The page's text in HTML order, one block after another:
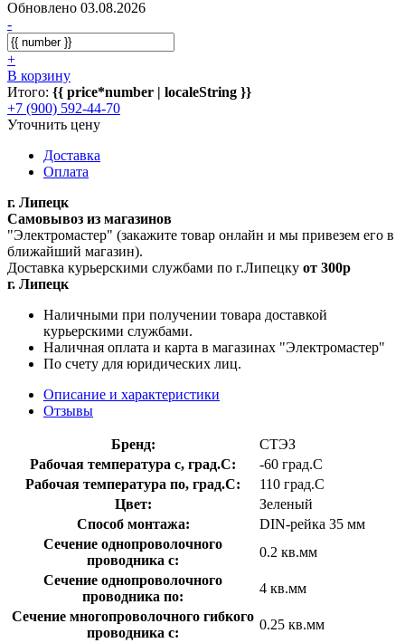
Обновлено 03.08.2026
-
+
В корзину
Итого: {{ price*number | localeString }}
+7 (900) 592-44-70
Уточнить цену
Доставка
Оплата
г. Липецк
Самовывоз из магазинов
"Электромастер" (закажите товар онлайн и мы привезем его в
ближайший магазин).
Доставка курьерскими службами по г.Липецку от 300р
г. Липецк
Наличными при получении товара доставкой
курьерскими службами.
Наличная оплата и карта в магазинах "Электромастер"
По счету для юридических лиц.
Описание и характеристики
Отзывы
Бренд:
СТЭЗ
Рабочая температура с, град.C:
-60 град.C
Рабочая температура по, град.C:
110 град.C
Цвет:
Зеленый
Способ монтажа:
DIN-рейка 35 мм
Сечение однопроволочного
проводника с:
0.2 кв.мм
Сечение однопроволочного
проводника по:
4 кв.мм
Сечение многопроволочного гибкого
проводника с:
0.25 кв.мм